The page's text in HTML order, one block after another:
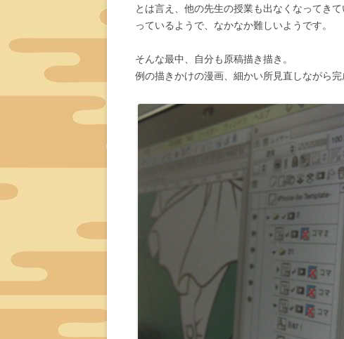
とは言え、他の先生の授業も出なくなってき
っているようで、なかなか難しいようです。
そんな最中、自分も原稿描き描き。
例の描きかけの漫画、細かい所見直しながら完